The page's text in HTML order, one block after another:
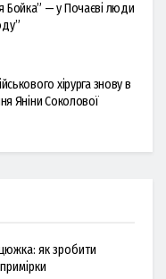
Бойка” — у Почаєві люди
хірурга знову в
Яніни Соколової
як зробити